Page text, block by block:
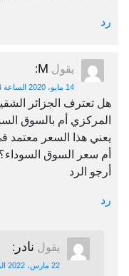
رد
يقول M
:
14 مايو، 2020 الساعة 1:14 ص
هل تعترف الجزائر
المركزي أم بالسوق
يعني هذا السعر معتمد
أم سعر السوق السوداء؟
أرجو الرد
رد
يقول نادر :
22 مارس، 2022 الساعة 9:08 ص